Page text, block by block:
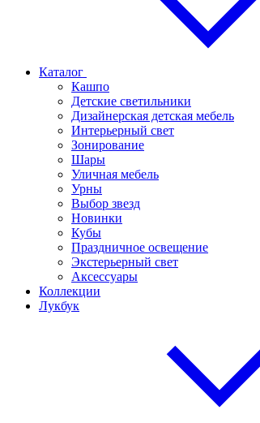
Каталог
Кашпо
Детские светильники
Дизайнерская детская мебель
Интерьерный свет
Зонирование
Шары
Уличная мебель
Урны
Выбор звезд
Новинки
Кубы
Праздничное освещение
Экстерьерный свет
Аксессуары
Коллекции
Лукбук